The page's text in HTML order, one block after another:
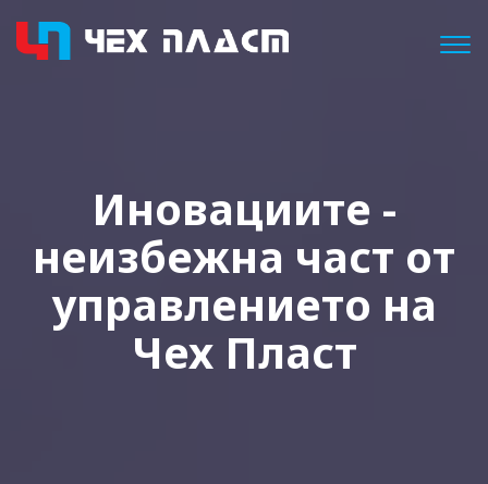
Иновациите -
неизбежна част от
управлeнието на
Чех Пласт